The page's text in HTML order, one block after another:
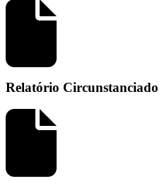
Relatório Circunstanciado